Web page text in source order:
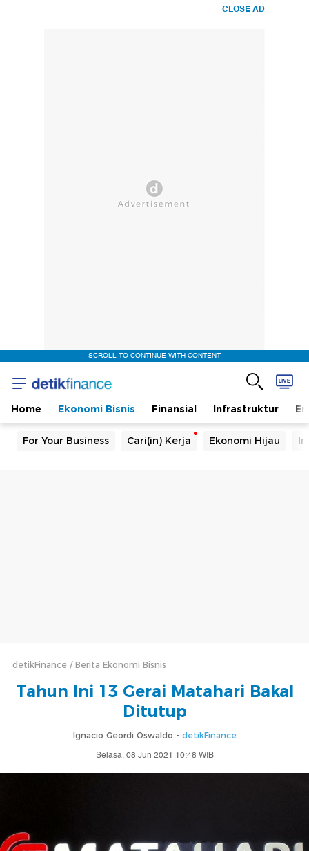
CLOSE AD
SCROLL TO CONTINUE WITH CONTENT
Home Ekonomi Bisnis Finansial Infrastruktur
For Your Business Cari(in) Kerja Ekonomi Hijau
detikFinance Berita Ekonomi Bisnis
Tahun Ini 13 Gerai Matahari Bakal
Ditutup
Ignacio Geordi Oswaldo - detikFinance
Selasa, 08 Jun 2021 10:48 WIB